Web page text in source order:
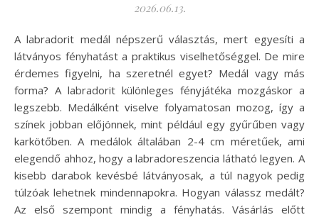
2026.06.13.
A labradorit medál népszerű választás, mert egyesíti a
látványos fényhatást a praktikus viselhetőséggel. De mire
érdemes figyelni, ha szeretnél egyet? Medál vagy más
forma? A labradorit különleges fényjátéka mozgáskor a
legszebb. Medálként viselve folyamatosan mozog, így a
színek jobban előjönnek, mint például egy gyűrűben vagy
karkötőben. A medálok általában 2-4 cm méretűek, ami
elegendő ahhoz, hogy a labradoreszencia látható legyen. A
kisebb darabok kevésbé látványosak, a túl nagyok pedig
túlzóak lehetnek mindennapokra. Hogyan válassz medált?
Az első szempont mindig a fényhatás. Vásárlás előtt